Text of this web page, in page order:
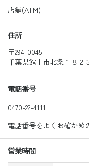
店舗(ATM)
住所
〒294-0045
千葉県館山市北条１８２
電話番号
0470-22-4111
電話番号をよくお確かめ
営業時間